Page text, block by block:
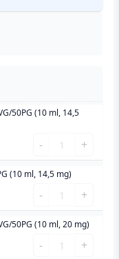
50PG (10 ml, 14,5
-
Shift
-
Nikotinshot
Salt-
B
50VG/50PG
(10
+
(10 ml, 14,5 mg)
-
Shift
-
Nikotinshot
50VG/50PG
+
50PG (10 ml, 20 mg)
-
Shift
+